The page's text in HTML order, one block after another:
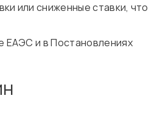
или сниженные ставки, что
ЕАЭС и в Постановлениях